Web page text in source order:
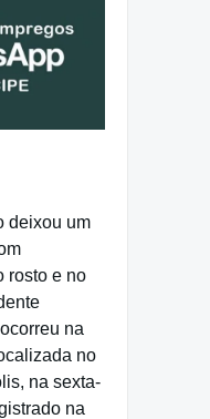
deixou um
rosto e no
na
no
na sexta-
na